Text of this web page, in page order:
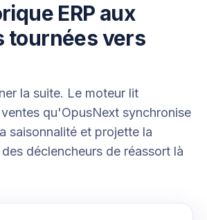
ERP aux
tournées vers
la suite. Le moteur lit
qu'OpusNext synchronise
saisonnalité et projette la
déclencheurs de réassort là